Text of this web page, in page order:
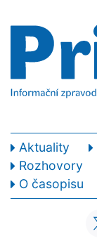
Aktuality
Rozhovory
O časopisu